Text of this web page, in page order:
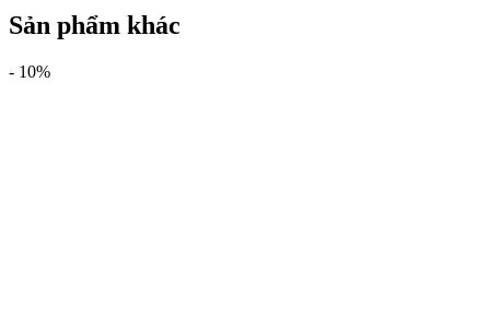
Sản phẩm khác
- 10%